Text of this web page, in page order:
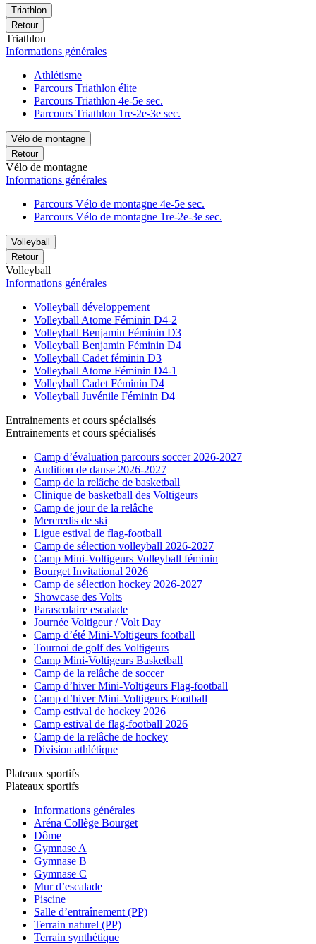
Triathlon
Retour
Triathlon
Informations générales
Athlétisme
Parcours Triathlon élite
Parcours Triathlon 4e-5e sec.
Parcours Triathlon 1re-2e-3e sec.
Vélo de montagne
Retour
Vélo de montagne
Informations générales
Parcours Vélo de montagne 4e-5e sec.
Parcours Vélo de montagne 1re-2e-3e sec.
Volleyball
Retour
Volleyball
Informations générales
Volleyball développement
Volleyball Atome Féminin D4-2
Volleyball Benjamin Féminin D3
Volleyball Benjamin Féminin D4
Volleyball Cadet féminin D3
Volleyball Atome Féminin D4-1
Volleyball Cadet Féminin D4
Volleyball Juvénile Féminin D4
Entrainements et cours spécialisés
Entrainements et cours spécialisés
Camp d’évaluation parcours soccer 2026-2027
Audition de danse 2026-2027
Camp de la relâche de basketball
Clinique de basketball des Voltigeurs
Camp de jour de la relâche
Mercredis de ski
Ligue estival de flag-football
Camp de sélection volleyball 2026-2027
Camp Mini-Voltigeurs Volleyball féminin
Bourget Invitational 2026
Camp de sélection hockey 2026-2027
Showcase des Volts
Parascolaire escalade
Journée Voltigeur / Volt Day
Camp d’été Mini-Voltigeurs football
Tournoi de golf des Voltigeurs
Camp Mini-Voltigeurs Basketball
Camp de la relâche de soccer
Camp d’hiver Mini-Voltigeurs Flag-football
Camp d’hiver Mini-Voltigeurs Football
Camp estival de hockey 2026
Camp estival de flag-football 2026
Camp de la relâche de hockey
Division athlétique
Plateaux sportifs
Plateaux sportifs
Informations générales
Aréna Collège Bourget
Dôme
Gymnase A
Gymnase B
Gymnase C
Mur d’escalade
Piscine
Salle d’entraînement (PP)
Terrain naturel (PP)
Terrain synthétique